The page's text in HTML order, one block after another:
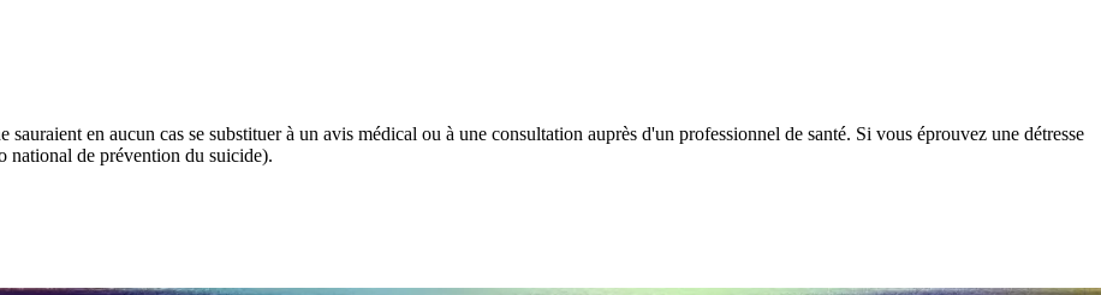
en aucun cas se substituer à un avis médical ou à une consultation auprès d'un professionnel de santé. Si vous éprouvez une détresse
national de prévention du suicide).